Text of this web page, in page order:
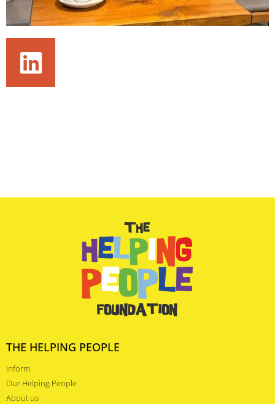
THE HELPING PEOPLE
Inform
Our Helping People
About us